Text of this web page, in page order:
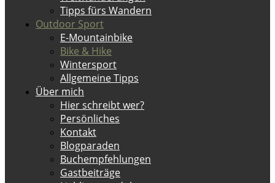
Tipps fürs Wandern
Outdoor Sport
E-Mountainbike
Bike & Hike
Wintersport
Allgemeine Tipps
Über mich
Hier schreibt wer?
Persönliches
Kontakt
Blogparaden
Buchempfehlungen
Gastbeiträge